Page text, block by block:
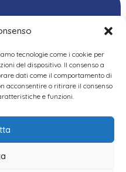
tecnologie come i cookie per
del dispositivo. Il consenso a
dati come il comportamento di
acconsentire o ritirare il consenso
e funzioni.
delle
e degli
del Piemonte
GIANNONE 8A – 10121
TEL: